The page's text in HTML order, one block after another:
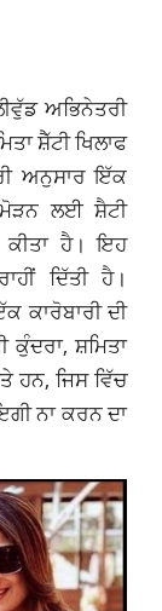
ਅਭਿਨੇਤਰੀ
ਸ਼ੈੱਟੀ ਖਿਲਾਫ
ਅਨੁਸਾਰ ਇੱਕ
ਲਈ ਸ਼ੈਟੀ
ਕੀਤਾ ਹੈ।ਇਹ
ਦਿੱਤੀ ਹੈ।
ਦੀ
ਸ਼ਮਿਤਾ
ਹਨ, ਜਿਸ ਵਿੱਚ
ਨਾ ਕਰਨ ਦਾ